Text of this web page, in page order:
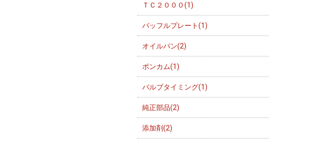
ＴＣ２０００(1)
バッフルプレート(1)
オイルパン(2)
ポンカム(1)
バルブタイミング(1)
純正部品(2)
添加剤(2)